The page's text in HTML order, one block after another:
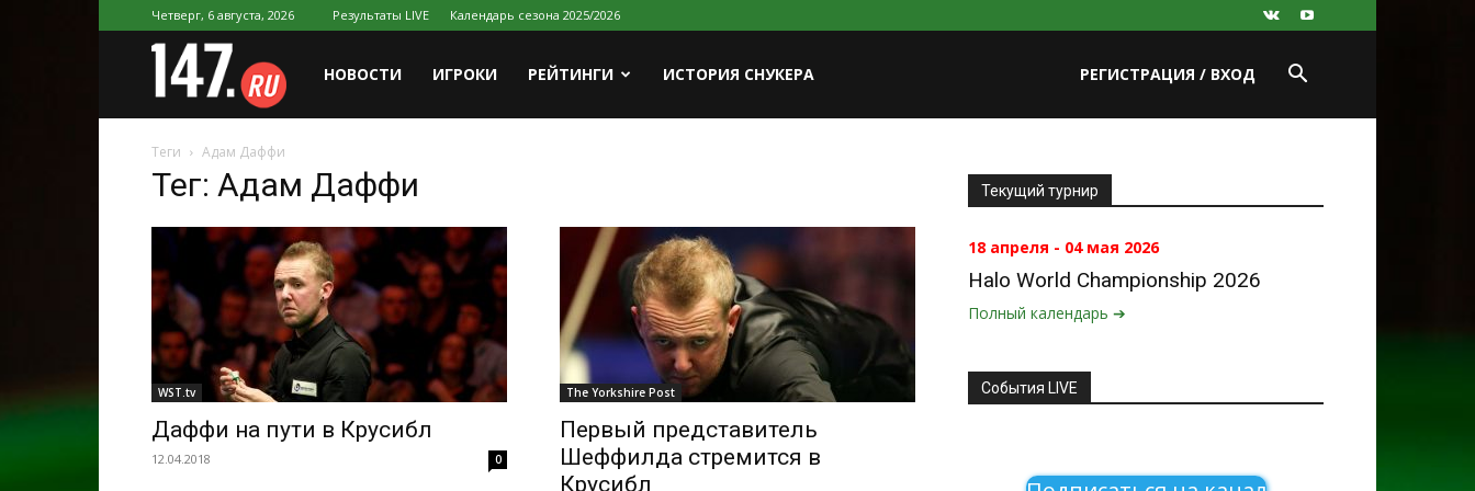
Четверг, 6 августа, 2026 Результаты LIVE Календарь сезона 2025/2026
147.ru
НОВОСТИ ИГРОКИ РЕЙТИНГИ ИСТОРИЯ СНУКЕРА РЕГИСТРАЦИЯ / ВХОД
Теги Адам Даффи
Тег: Адам Даффи
WST.tv
Даффи на пути в Крусибл
12.04.2018 0
The Yorkshire Post
Первый представитель
Шеффилда стремится в
Крусибл
Текущий турнир
18 апреля - 04 мая 2026
Halo World Championship 2026
Полный календарь ➔
События LIVE